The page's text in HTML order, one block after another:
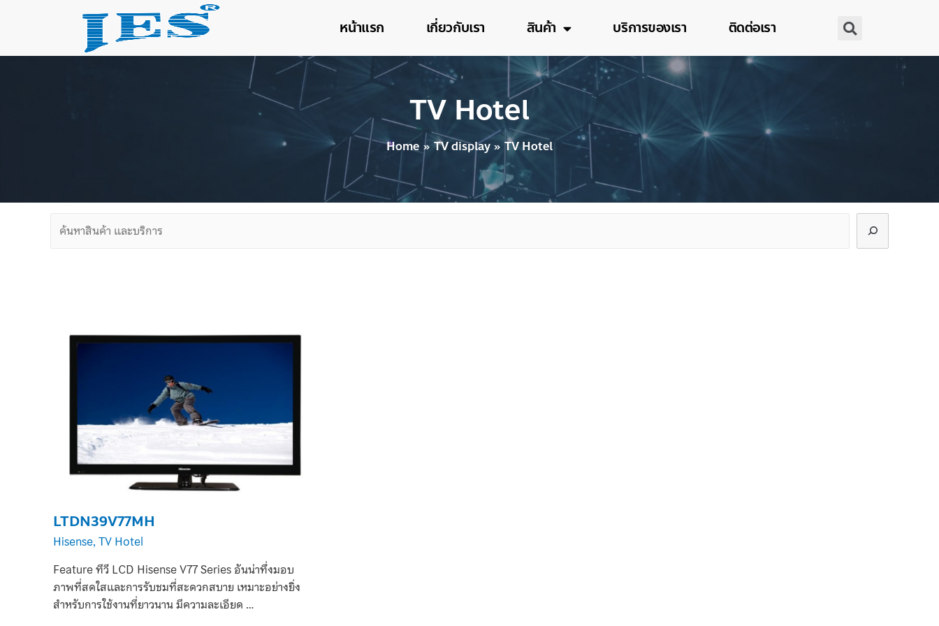
หน้าแรก เกี่ยวกับเรา สินค้า บริการของเรา ติดต่อเรา
TV Hotel
Home TV display TV Hotel
LTDN39V77MH
Hisense,TV Hotel
Feature ทีวี LCD Hisense V77 Series อันน่าทึ่งมอบ
ภาพที่สดใสและการรับชมที่สะดวกสบาย เหมาะอย่างยิ่ง
สำหรับการใช้งานที่ยาวนาน มีความละเอียด …